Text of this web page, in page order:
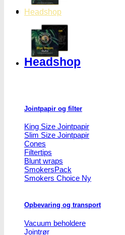
Headshop
Headshop
Jointpapir og filter
King Size Jointpapir
Slim Size Jointpapir
Cones
Filtertips
Blunt wraps
SmokersPack
Smokers Choice
Opbevaring og transport
Vacuum beholdere
Jointrør